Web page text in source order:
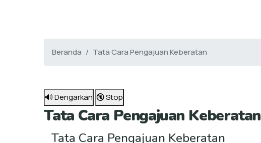
Beranda Tata Cara Pengajuan Keberatan
🔊 Dengarkan 🔇 Stop
Tata Cara Pengajuan Keberatan
Tata Cara Pengajuan Keberatan